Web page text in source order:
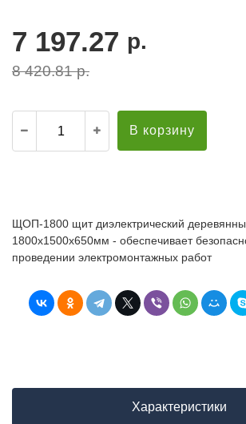
7 197.27 р.
8 420.81р.
В корзину
ЩОП-1800 щит диэлектрический
1800х1500х650мм - обеспечивает
проведении электромонтажных работ
Характеристики